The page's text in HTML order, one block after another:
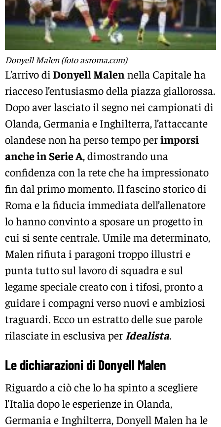
Donyell Malen (foto asroma.com)
L’arrivo di Donyell Malennella Capitale ha
riacceso l’entusiasmo della piazza giallorossa.
Dopo aver lasciato il segno nei campionati di
Olanda, Germania e Inghilterra, l’attaccante
olandese non ha perso tempo perimporsi
anche in Serie A, dimostrando una
confidenza con la rete che ha impressionato
fin dal primo momento. Il fascino storico di
Roma e la fiducia immediata dell’allenatore
lo hanno convinto a sposare un progetto in
cui si sente centrale. Umile ma determinato,
Malen rifiuta i paragoni troppo illustri e
punta tutto sul lavoro di squadra e sul
legame speciale creato con i tifosi, pronto a
guidare i compagni verso nuovi e ambiziosi
traguardi. Ecco un estratto delle sue parole
rilasciate in esclusiva per Idealista.
Le dichiarazioni di Donyell Malen
Riguardo a ciò che lo ha spinto a scegliere
l’Italia dopo le esperienze in Olanda,
Germania e Inghilterra, Donyell Malen ha le